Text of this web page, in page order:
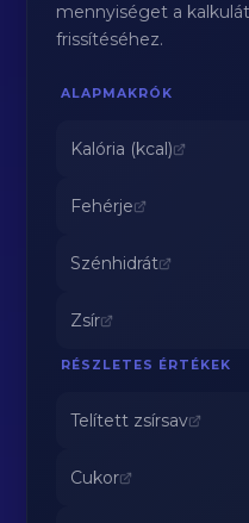
mennyiséget a
frissítéséhez.
ALAPMAKRÓK
Kalória (kcal)
Fehérje
Szénhidrát
Zsír
RÉSZLETES ÉRTÉKEK
Telített zsírsav
Cukor